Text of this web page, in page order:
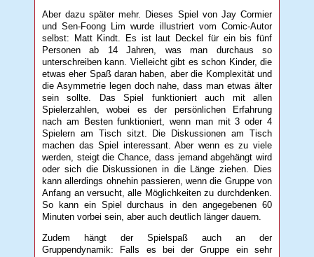
Aber dazu später mehr. Dieses Spiel von Jay Cormier
und Sen-Foong Lim wurde illustriert vom Comic-Autor
selbst: Matt Kindt. Es ist laut Deckel für ein bis fünf
Personen ab 14 Jahren, was man durchaus so
unterschreiben kann. Vielleicht gibt es schon Kinder, die
etwas eher Spaß daran haben, aber die Komplexität und
die Asymmetrie legen doch nahe, dass man etwas älter
sein sollte. Das Spiel funktioniert auch mit allen
Spielerzahlen, wobei es der persönlichen Erfahrung
nach am Besten funktioniert, wenn man mit 3 oder 4
Spielern am Tisch sitzt. Die Diskussionen am Tisch
machen das Spiel interessant. Aber wenn es zu viele
werden, steigt die Chance, dass jemand abgehängt wird
oder sich die Diskussionen in die Länge ziehen. Dies
kann allerdings ohnehin passieren, wenn die Gruppe von
Anfang an versucht, alle Möglichkeiten zu durchdenken.
So kann ein Spiel durchaus in den angegebenen 60
Minuten vorbei sein, aber auch deutlich länger dauern.
Zudem hängt der Spielspaß auch an der
Gruppendynamik: Falls es bei der Gruppe ein sehr